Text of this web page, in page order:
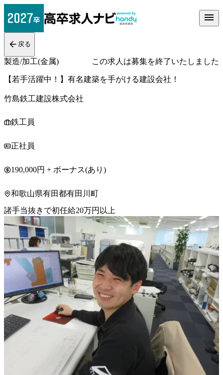
戻る
製造/加工(金属) この求人は募集を終了いたしました
【若手活躍中！】有名建築を手がける建設会社！
竹島鉄工建設株式会社
鉄工員
正社員
190,000円 + ボーナス(あり)
和歌山県有田都有田川町
諸手当抜きで初任給20万円以上